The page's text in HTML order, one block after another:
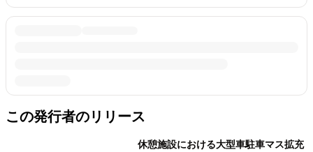
この発行者のリリース
休憩施設における大型車駐車マス拡充